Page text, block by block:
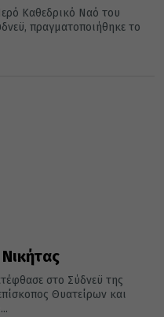
Καθεδρικό Ναό του
πραγματοποιήθηκε το
στο Σύδνεϋ της
Θυατείρων και